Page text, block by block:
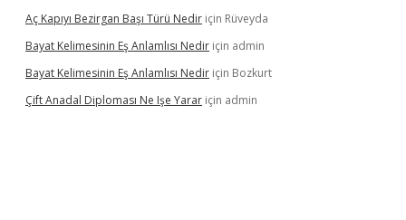
Aç Kapıyı Bezirgan Başı Türü Nedir için Rüveyda
Bayat Kelimesinin Eş Anlamlısı Nedir için admin
Bayat Kelimesinin Eş Anlamlısı Nedir için Bozkurt
Çift Anadal Diploması Ne Işe Yarar için admin